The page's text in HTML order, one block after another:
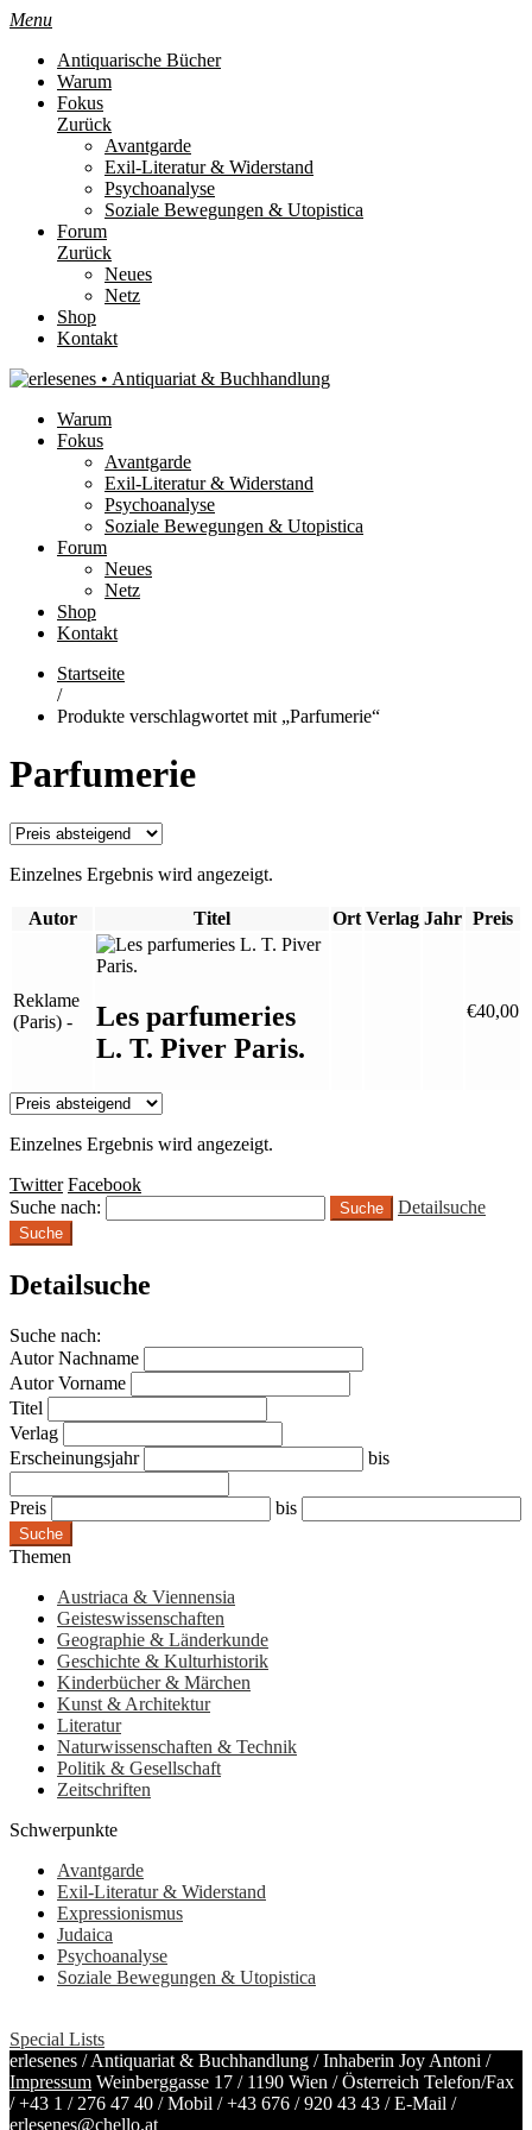
Menu
Antiquarische Bücher
Warum
Fokus
Zurück
Avantgarde
Exil-Literatur & Widerstand
Psychoanalyse
Soziale Bewegungen & Utopistica
Forum
Zurück
Neues
Netz
Shop
Kontakt
Warum
Fokus
Avantgarde
Exil-Literatur & Widerstand
Psychoanalyse
Soziale Bewegungen & Utopistica
Forum
Neues
Netz
Shop
Kontakt
Startseite
/
Produkte verschlagwortet mit „Parfumerie“
Parfumerie
Einzelnes Ergebnis wird angezeigt.
Autor Titel Ort Verlag Jahr Preis
Reklame
(Paris) -
Les parfumeries
L. T. Piver Paris.
€40,00
Einzelnes Ergebnis wird angezeigt.
Twitter Facebook
Suche nach:
Detailsuche
Suche
Detailsuche
Suche nach:
Autor Nachname
Autor Vorname
Titel
Verlag
Erscheinungsjahr
bis
Preis bis
Suche
Themen
Austriaca & Viennensia
Geisteswissenschaften
Geographie & Länderkunde
Geschichte & Kulturhistorik
Kinderbücher & Märchen
Kunst & Architektur
Literatur
Naturwissenschaften & Technik
Politik & Gesellschaft
Zeitschriften
Schwerpunkte
Avantgarde
Exil-Literatur & Widerstand
Expressionismus
Judaica
Psychoanalyse
Soziale Bewegungen & Utopistica
Special Lists
erlesenes / Antiquariat & Buchhandlung / Inhaberin Joy Antoni /
Impressum Weinberggasse 17 / 1190 Wien / Österreich Telefon/Fax
/+43 1 / 276 47 40 / Mobil /+43 676 / 920 43 43 / E-Mail /
erlesenes@chello.at